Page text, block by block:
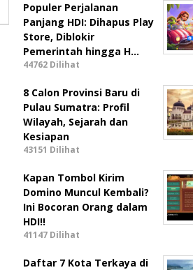
Populer Perjalanan
Panjang HDI: Dihapus Play
Store, Diblokir
Pemerintah hingga H…
44762 Dilihat
8 Calon Provinsi Baru di
Pulau Sumatra: Profil
Wilayah, Sejarah dan
Kesiapan
43151 Dilihat
Kapan Tombol Kirim
Domino Muncul Kembali?
Ini Bocoran Orang dalam
HDI!!
41147 Dilihat
Daftar 7 Kota Terkaya di